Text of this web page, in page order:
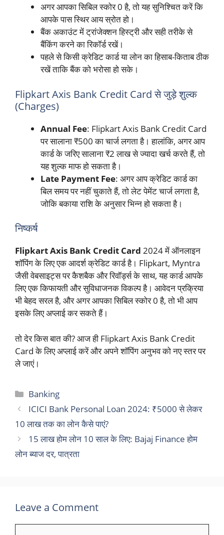
अगर आपका सिबिल स्कोर 0 है, तो यह सुनिश्चित करें कि
आपके पास स्थिर आय स्रोत हो।
बैंक अकाउंट में ट्रांजेक्शन हिस्ट्री और सही तरीके से
बैंकिंग करने का रिकॉर्ड रखें।
पहले से किसी क्रेडिट कार्ड या लोन का हिसाब-किताब ठीक
रखें ताकि बैंक को भरोसा हो सके।
Flipkart Axis Bank Credit Card से जुड़े शुल्क
(Charges)
Annual Fee: Flipkart Axis Bank Credit Card
पर सालाना ₹500 का चार्ज लगता है। हालांकि, अगर आप
कार्ड के जरिए सालाना ₹2 लाख से ज्यादा खर्च करते हैं, तो
यह शुल्क माफ हो सकता है।
Late Payment Fee: अगर आप क्रेडिट कार्ड का
बिल समय पर नहीं चुकाते हैं, तो लेट पेमेंट चार्ज लगता है,
जोकि बकाया राशि के अनुसार भिन्न हो सकता है।
निष्कर्ष
Flipkart Axis Bank Credit Card 2024 में ऑनलाइन
शॉपिंग के लिए एक आदर्श क्रेडिट कार्ड है। Flipkart, Myntra
जैसी वेबसाइट्स पर कैशबैक और रिवॉर्ड्स के साथ, यह कार्ड आपके
लिए एक किफायती और सुविधाजनक विकल्प है। आवेदन प्रक्रिया
भी बेहद सरल है, और अगर आपका सिबिल स्कोर 0 है, तो भी आप
इसके लिए अप्लाई कर सकते हैं।
तो देर किस बात की? आज ही Flipkart Axis Bank Credit
Card के लिए अप्लाई करें और अपने शॉपिंग अनुभव को नए स्तर पर
ले जाएं।
Categories
Banking
ICICI Bank Personal Loan 2024: ₹5000 से लेकर
10 लाख तक का लोन कैसे पाएं?
15 लाख होम लोन 10 साल के लिए: Bajaj Finance होम
लोन ब्याज दर, पात्रता
Leave a Comment